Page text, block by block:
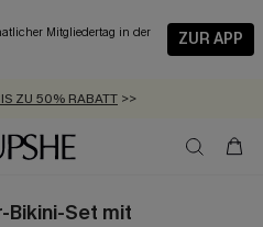
Mitgliedertag in der
ZUR APP
SCHNELLVERSAND-ARTIKEL >>
-20% EXTRA ERHALTEN
AB 89 €
Bikini-Set mit